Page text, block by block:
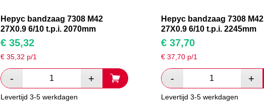
Hepyc bandzaag 7308 M42
27X0.9 6/10 t.p.i. 2070mm
€ 35,32
€35,32 p/1
Levertijd 3-5 werkdagen
Hepyc bandzaag 7308 M42
27X0.9 6/10 t.p.i. 2245mm
€37,70
€ 37,70p/1
Levertijd 3-5 werkdagen